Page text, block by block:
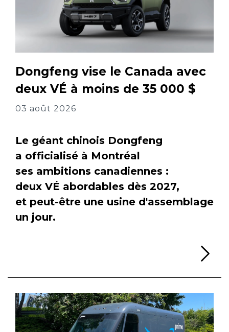
Dongfeng vise le Canada avec
deux VÉ à moins de 35 000 $
03 août 2026
Le géant chinois Dongfeng
a officialisé à Montréal
ses ambitions canadiennes :
deux VÉ abordables dès 2027,
et peut-être une usine d'assemblage
un jour.